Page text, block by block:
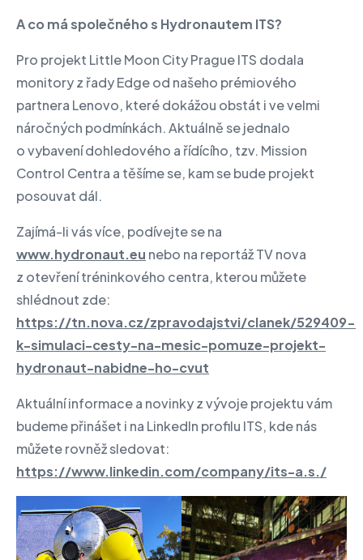
A co má společného s Hydronautem ITS?
Pro projekt Little Moon City Prague ITS dodala
monitory z řady Edge od našeho prémiového
partnera Lenovo, které dokážou obstát i ve velmi
náročných podmínkách. Aktuálně se jednalo
o vybavení dohledového a řídícího, tzv. Mission
Control Centra a těšíme se, kam se bude projekt
posouvat dál.
Zajímá-li vás více, podívejte se na
www.hydronaut.eu nebo na reportáž TV nova
z otevření tréninkového centra, kterou můžete
shlédnout zde:
https://tn.nova.cz/zpravodajstvi/clanek/529409-
k-simulaci-cesty-na-mesic-pomuze-projekt-
hydronaut-nabidne-ho-cvut
Aktuální informace a novinky z vývoje projektu vám
budeme přinášet i na LinkedIn profilu ITS, kde nás
můžete rovněž sledovat:
https://www.linkedin.com/company/its-a.s./